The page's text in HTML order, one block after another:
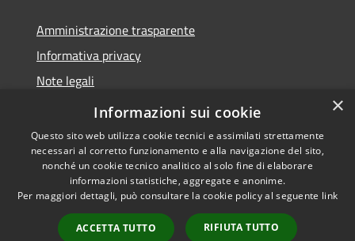
Amministrazione trasparente
Informativa privacy
Note legali
Dichiarazione di accessibilità
Accessibilità
Copyright © 2026 • Comune di
Grezzana • Powered by
Municipium•
Accesso
×
Informazioni sui cookie
Questo sito web utilizza cookie tecnici e assimilati strettamente
necessari al corretto funzionamento e alla navigazione del sito,
nonché un cookie tecnico analitico al solo fine di elaborare
informazioni statistiche, aggregate e anonime.
Per maggiori dettagli, può consultare la cookie policy al seguente link
ACCETTA TUTTO RIFIUTA TUTTO